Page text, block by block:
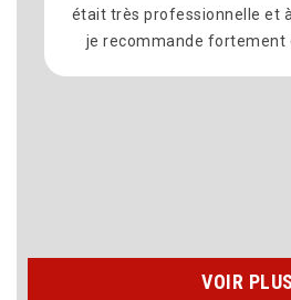
était très professionnelle et à
je recommande fortement
VOIR PLUS